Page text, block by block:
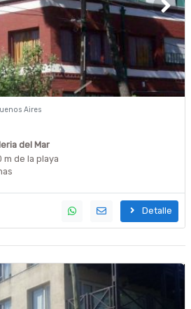
Aires
del Mar
m de la playa
Detalle